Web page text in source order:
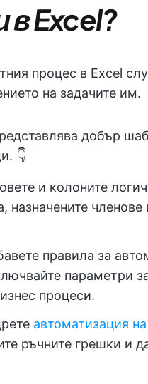
в Excel?
процес в Excel
на задачите им.
добър
👇
и колоните
назначените
правила за
параметри
процеси.
автоматизация
ръчните грешки и